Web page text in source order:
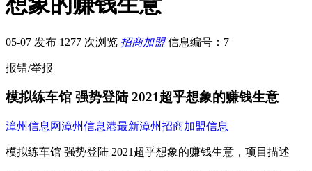
05-07 发布 1277 次浏览 招商加盟 信息编号：7
报错/举报
模拟练车馆 强势登陆 2021超乎想象的赚钱生意
漳州信息网漳州信息港最新漳州招商加盟信息
模拟练车馆 强势登陆 2021超乎想象的赚钱生意，项目描述